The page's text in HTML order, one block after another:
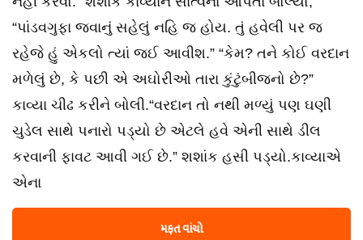
“પાંડવગુફા જવાનું સહેલું નહિ જ હોય. તું હવેલી પર જ
રહેજે હું એકલો ત્યાં જઈ આવીશ.” “કેમ? તને કોઈ વરદાન
મળેલું છે, કે પછી એ અઘોરીઓ તારા કુંટુંબીજનો છે?”
કાવ્યા ચીઢ કરીને બોલી.“વરદાન તો નથી મળ્યું પણ ઘણી
ચુડેલ સાથે પનારો પડ્યો છે એટલે હવે એની સાથે ડીલ
કરવાની ફાવટ આવી ગઈ છે.” શશાંક હસી પડ્યો.કાવ્યાએ
એના
મફત વાંચો